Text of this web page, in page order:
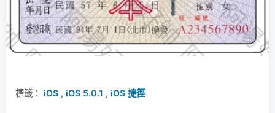
標籤： iOS , iOS 5.0.1 , iOS 捷徑